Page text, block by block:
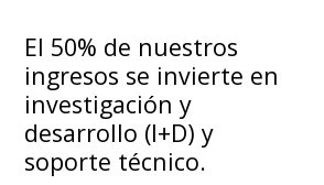
El 50% de nuestros
ingresos se invierte en
investigación y
desarrollo (I+D) y
soporte técnico.